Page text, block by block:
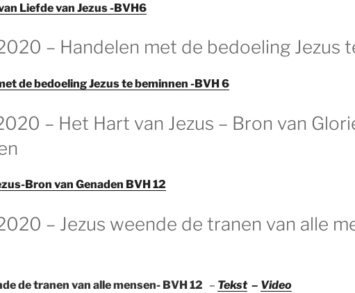
Liefde van Jezus -BVH6
– Handelen met de bedoeling Jezus
de bedoeling Jezus te beminnen -BVH 6
– Het Hart van Jezus – Bron van
Bron van Genaden BVH 12
– Jezus weende de tranen van alle
de tranen van alle mensen- BVH 12 – Tekst– Video